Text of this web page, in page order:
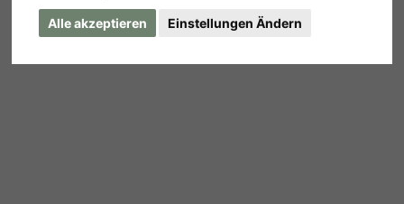
Alle akzeptieren Einstellungen Ändern